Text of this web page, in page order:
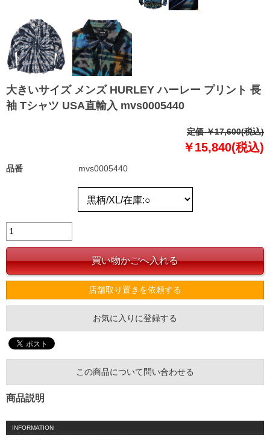
大きいサイズ メンズ HURLEY ハーレー プリント 長
袖 Tシャツ USA直輸入 mvs0005440
定価 ￥17,600(税込)
￥15,840(税込)
品番 mvs0005440
店舗取り置きを依頼する
お気に入りに登録する
この商品について問い合わせる
商品説明
INFORMATION